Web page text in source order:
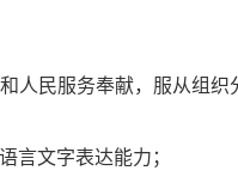
人民服务奉献，服从组织
文字表达能力；